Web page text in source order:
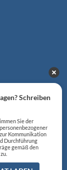
Schreiben
Sie der
Kommunikation
Durchführung
gemäß den
zu.